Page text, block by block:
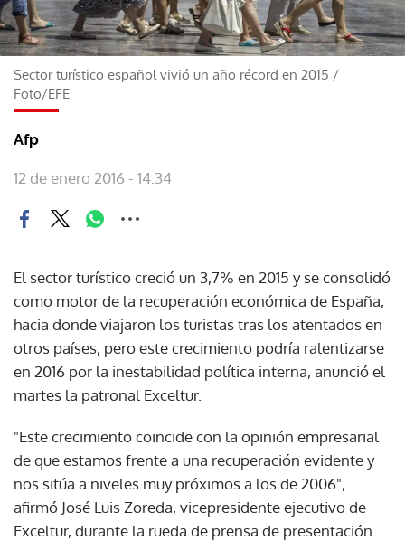
Sector turístico español vivió un año récord en 2015 /
Foto/EFE
Afp
12 de enero 2016 - 14:34
El sector turístico creció un 3,7% en 2015 y se consolidó
como motor de la recuperación económica de España,
hacia donde viajaron los turistas tras los atentados en
otros países, pero este crecimiento podría ralentizarse
en 2016 por la inestabilidad política interna, anunció el
martes la patronal Exceltur.
"Este crecimiento coincide con la opinión empresarial
de que estamos frente a una recuperación evidente y
nos sitúa a niveles muy próximos a los de 2006",
afirmó José Luis Zoreda, vicepresidente ejecutivo de
Exceltur, durante la rueda de prensa de presentación